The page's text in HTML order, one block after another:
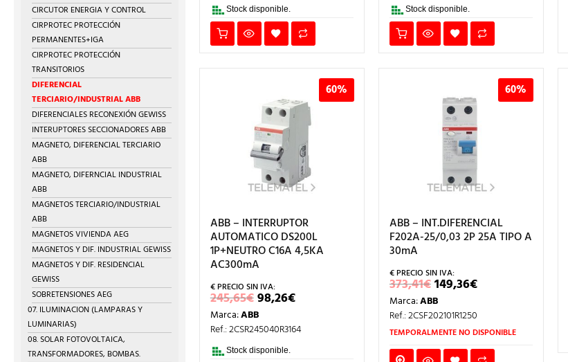
Stock disponible. Stock disponible.
60%
ABB – INTERRUPTOR
AUTOMATICO DS200L
1P+NEUTRO C16A 4,5KA
AC300mA
245,65€EL
PRECIO
ORIGINAL
ERA:
245,65€.
98,26€EL
PRECIO
ES:
Marca:ABB
Ref.: 2CSR245040R3164
Stock disponible.
60%
ABB – INT.DIFERENCIAL
F202A-25/0,03 2P 25A TIPO A
30mA
373,41€EL
PRECIO
ORIGINAL
ERA:
373,41€.
149,36€EL
PRECIO
ES:
149,36€.
Marca:ABB
Ref.: 2CSF202101R1250
TEMPORALMENTE NO DISPONIBLE
CIRCUTOR ENERGIA Y CONTROL
CIRPROTEC PROTECCIÓN
PERMANENTES+IGA
CIRPROTEC PROTECCIÓN
TRANSITORIOS
DIFERENCIAL
TERCIARIO/INDUSTRIAL ABB
DIFERENCIALES RECONEXIÓN GEWISS
INTERUPTORES SECCIONADORES ABB
MAGNETO, DIFERENCIAL TERCIARIO
ABB
MAGNETO, DIFERNCIAL INDUSTRIAL
ABB
MAGNETOS TERCIARIO/INDUSTRIAL
ABB
MAGNETOS VIVIENDA AEG
MAGNETOS Y DIF. INDUSTRIAL GEWISS
MAGNETOS Y DIF. RESIDENCIAL
GEWISS
SOBRETENSIONES AEG
07. ILUMINACION (LAMPARAS Y
LUMINARIAS)
08. SOLAR FOTOVOLTAICA,
TRANSFORMADORES, BOMBAS.